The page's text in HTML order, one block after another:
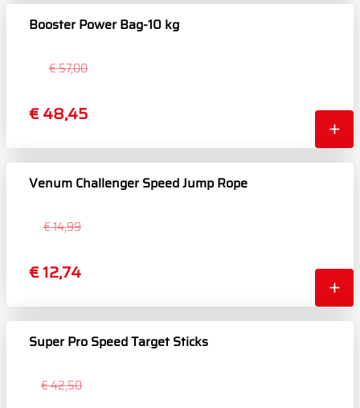
Booster Power Bag-10 kg
€ 57,00
€ 48,45
Venum Challenger Speed Jump Rope
€ 14,99
€ 12,74
Super Pro Speed Target Sticks
€ 42,50